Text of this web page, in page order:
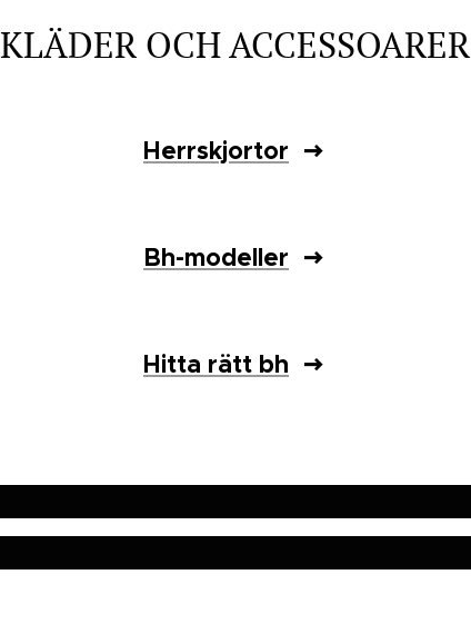
KLÄDER OCH ACCESSOARER
Herrskjortor
Bh-modeller
Hitta rätt bh